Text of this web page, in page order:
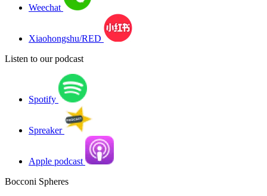
Weechat
Xiaohongshu/RED
Listen to our podcast
Spotify
Spreaker
Apple podcast
Bocconi Spheres